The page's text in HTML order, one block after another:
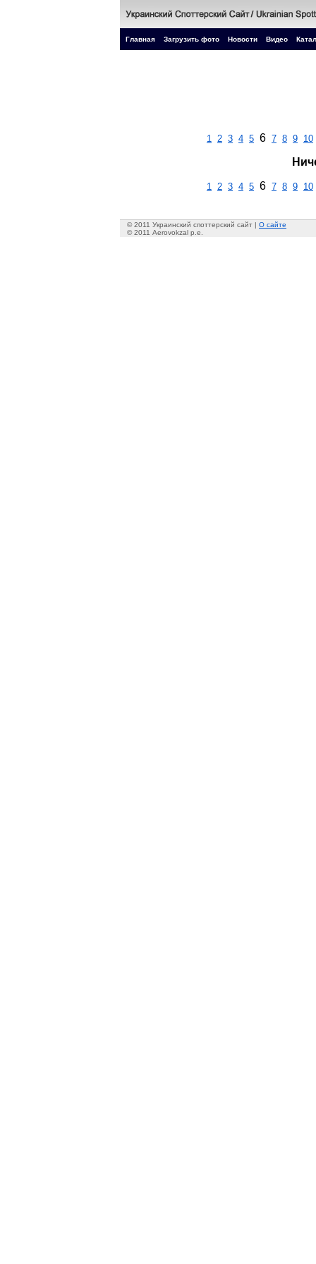
Главная Загрузить фото Новости Видео
1 2 3 4 5 6 7 8 9 10
1 2 3 4 5 6 7 8 9 10
© 2011 Украинский споттерский сайт | О сайте
© 2011 Aerovokzal p.e.